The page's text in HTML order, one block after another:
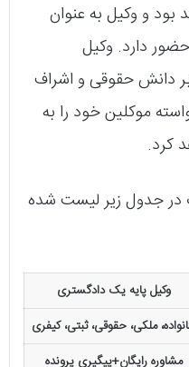
و وکیل به عنوان
دارد. وکیل
دانش حقوقی و اشراف
موکلین خود را به
کرد.
در جدول زیر لیست شده
وکیل پایه یک دادگستری
ملکی، حقوقی، ثبتی، کیفری
مشاوره رایگان+پیگیری پرونده